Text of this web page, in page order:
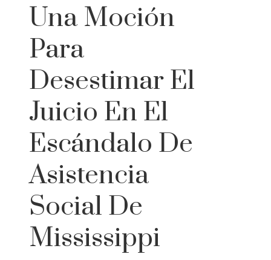
Una Moción
Para
Desestimar El
Juicio En El
Escándalo De
Asistencia
Social De
Mississippi